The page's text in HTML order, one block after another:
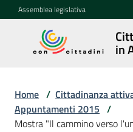
Vai al contenuto
Vai alla navigazione
Vai al footer
Assemblea legislativa
in
attiva in
Concittadini
Home / Cittadinanza
Appuntamenti 2015 /
Mostra "Il cammino verso